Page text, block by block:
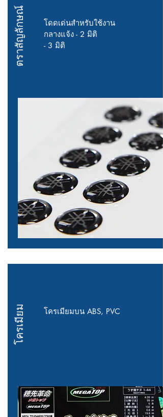
ตราสัญลักษณ์
โดดเด่นสำหรับใช้งาน
กลางแจ้ง - 2 มิติ
- 3 มิติ
โครเมียม โครเมียมบน ABS, PVC